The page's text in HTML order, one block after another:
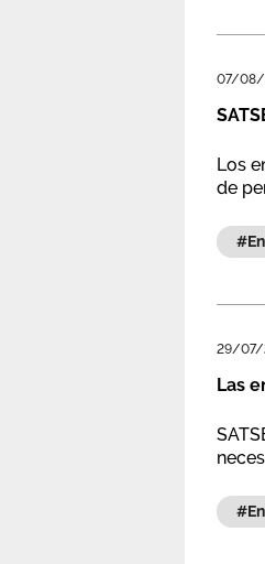
07/08/
Los
de
29/07/
Las